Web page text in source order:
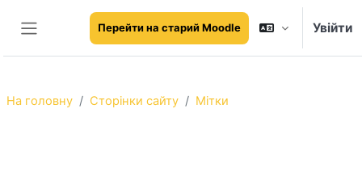
Бокова панель
Перейти на старий Moodle Увійти
На головну Сторінки сайту Мітки